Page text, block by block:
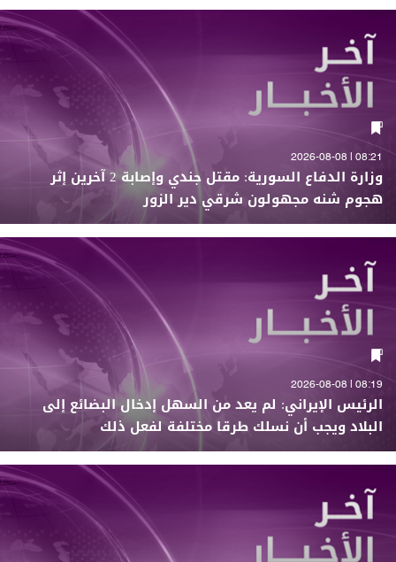
08:21 | 2026-08-08
وزارة الدفاع السورية: مقتل جندي وإصابة 2 آخرين إثر
هجوم شنه مجهولون شرقي دير الزور
08:19 | 2026-08-08
الرئيس الإيراني: لم يعد من السهل إدخال البضائع إلى
البلاد ويجب أن نسلك طرقا مختلفة لفعل ذلك